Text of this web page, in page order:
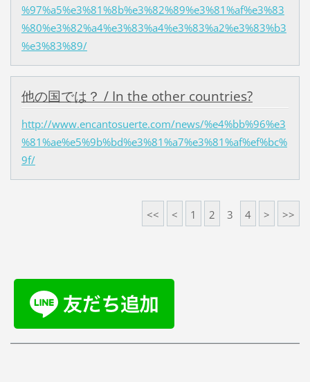
%97%a5%e3%81%8b%e3%82%89%e3%81%af%e3%83
%80%e3%82%a4%e3%83%a4%e3%83%a2%e3%83%b3
%e3%83%89/
他の国では？ / In the other countries?
http://www.encantosuerte.com/news/%e4%bb%96%e3
%81%ae%e5%9b%bd%e3%81%a7%e3%81%af%ef%bc%
9f/
<< < 1 2 3 4 > >>